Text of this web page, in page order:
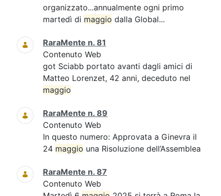
organizzato...annualmente ogni primo
martedì di maggio dalla Global...
RaraMente n. 81
Contenuto Web
got Sciabb portato avanti dagli amici di
Matteo Lorenzet, 42 anni, deceduto nel
maggio
RaraMente n. 89
Contenuto Web
In questo numero: Approvata a Ginevra il
24 maggio una Risoluzione dell’Assemblea
RaraMente n. 87
Contenuto Web